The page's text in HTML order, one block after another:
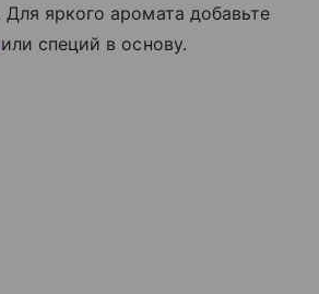
яркого аромата добавьте
или специй в основу.